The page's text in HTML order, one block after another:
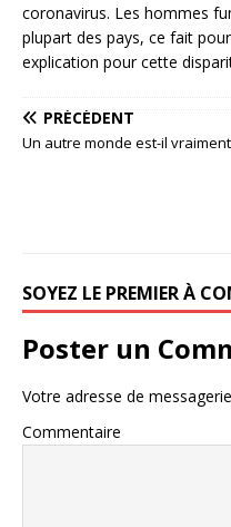
coronavirus. Les hommes
plupart des pays, ce fait
explication pour cette
PRÉCÉDENT
Un autre monde est-il
SOYEZ LE PREMIER À
Poster un
Votre adresse de
Commentaire